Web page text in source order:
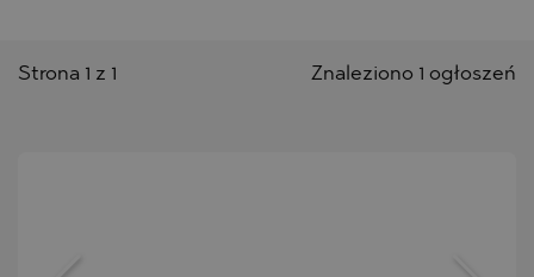
Znaleziono 1 ogłoszeń
Strona 1 z 1